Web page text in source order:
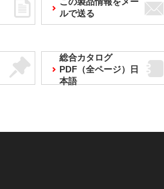
ルで送る
総合カタログ
PDF（全ページ）日
本語